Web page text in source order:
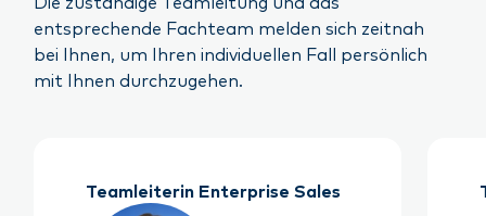
Die zuständige Teamleitung und das
entsprechende Fachteam melden sich zeitnah
bei Ihnen, um Ihren individuellen Fall persönlich
mit Ihnen durchzugehen.
Teamleiterin Enterprise Sales